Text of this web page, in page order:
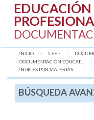
INICIO CEFP
DOCUMENTACIÓN EDUCAT...
AQUÍ:
ÍNDICES POR MATERIAS
BÚSQUEDA